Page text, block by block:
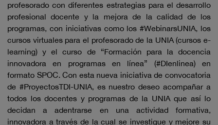
profesorado con diferentes estrategias para el desarrollo
profesional docente y la mejora de la calidad de los
programas, con iniciativas como los #WebinarsUNIA, los
cursos virtuales para el profesorado de la UNIA (cursos e-
learning) y el curso de “Formación para la docencia
innovadora en programas en línea” (#DIenlinea) en
formato SPOC. Con esta nueva iniciativa de convocatoria
de #ProyectosTDI-UNIA, es nuestro deseo acompañar a
todos los docentes y programas de la UNIA que así lo
decidan a adentrarse en una actividad formativa,
innovadora a través de la cual se investigue y mejore su